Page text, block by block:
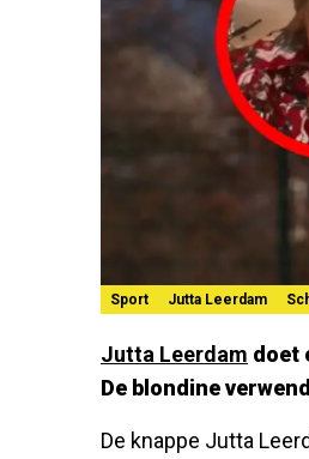
Sport Jutta Leerdam
Jutta Leerdam doet
De blondine
De knappe Jutta